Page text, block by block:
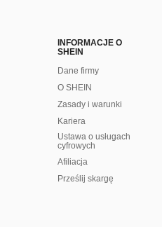
INFORMACJE O
SHEIN
Dane firmy
O SHEIN
Zasady i warunki
Kariera
Ustawa o usługach
cyfrowych
Afiliacja
Prześlij skargę